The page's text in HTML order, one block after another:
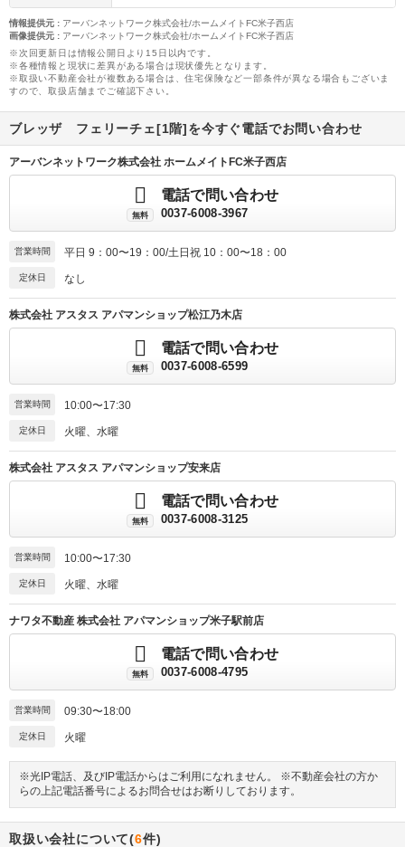
情報提供元 : アーバンネットワーク株式会社/ホームメイトFC米子西店
画像提供元 : アーバンネットワーク株式会社/ホームメイトFC米子西店
※次回更新日は情報公開日より15日以内です。
※各種情報と現状に差異がある場合は現状優先となります。
※取扱い不動産会社が複数ある場合は、住宅保険など一部条件が異なる場合もございま
すので、取扱店舗までご確認下さい。
ブレッザ フェリーチェ[1階]を今すぐ電話でお問い合わせ
アーバンネットワーク株式会社 ホームメイトFC米子西店
無料
電話で問い合わせ
0037-6008-3967
営業時間 平日 9：00〜19：00/土日祝 10：00〜18：00
定休日 なし
株式会社 アスタス アパマンショップ松江乃木店
無料
電話で問い合わせ
0037-6008-6599
営業時間 10:00〜17:30
定休日 火曜、水曜
株式会社 アスタス アパマンショップ安来店
無料
電話で問い合わせ
0037-6008-3125
営業時間 10:00〜17:30
定休日 火曜、水曜
ナワタ不動産 株式会社 アパマンショップ米子駅前店
無料
電話で問い合わせ
0037-6008-4795
営業時間 09:30〜18:00
定休日 火曜
※光IP電話、及びIP電話からはご利用になれません。 ※不動産会社の方か
らの上記電話番号によるお問合せはお断りしております。
取扱い会社について(6件)